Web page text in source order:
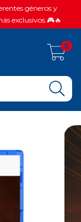
géneros y
exclusivos.🎮🔥
0